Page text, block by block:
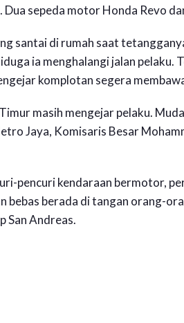
Dua sepeda motor Honda Revo
santai di rumah saat
ia menghalangi jalan pelaku.
komplotan segera
masih mengejar pelaku.
Jaya, Komisaris Besar
pencuri kendaraan bermotor,
bebas berada di tangan orang-
San Andreas.